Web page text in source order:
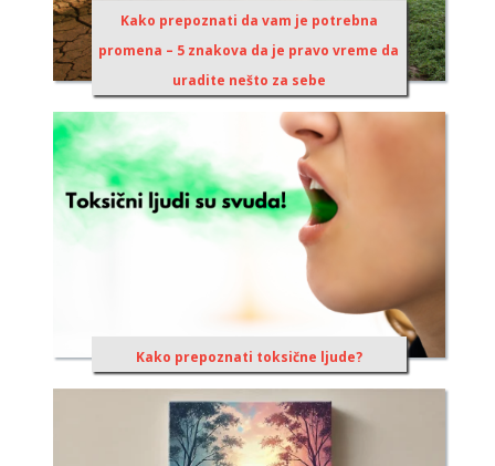
Kako prepoznati da vam je potrebna
promena – 5 znakova da je pravo vreme da
uradite nešto za sebe
Kako prepoznati toksične ljude?